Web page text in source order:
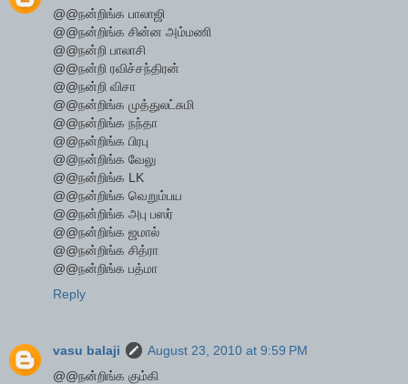
@@நன்றிங்க பாலாஜி
@@நன்றிங்க சின்ன அம்மணி
@@நன்றி பாலாசி
@@நன்றி ரவிச்சந்திரன்
@@நன்றி விசா
@@நன்றிங்க முத்துலட்சுமி
@@நன்றிங்க நந்தா
@@நன்றிங்க பிரபு
@@நன்றிங்க வேலு
@@நன்றிங்க LK
@@நன்றிங்க வெறும்பய
@@நன்றிங்க அபு பஸர்
@@நன்றிங்க ஜமால்
@@நன்றிங்க சித்ரா
@@நன்றிங்க பத்மா
Reply
vasu balaji
August 23, 2010 at 9:59 PM
@@நன்றிங்க கும்கி